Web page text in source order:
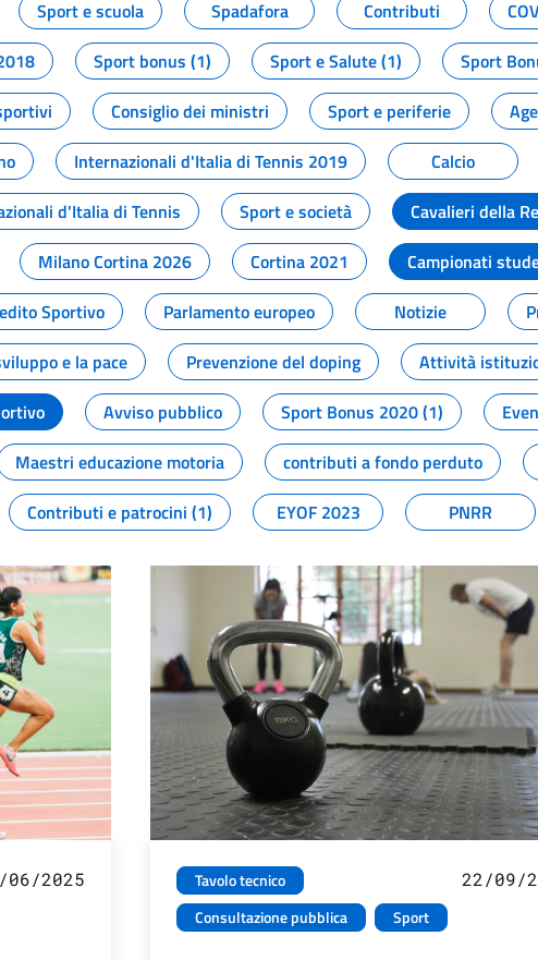
Sport e scuola Spadafora Contributi
Sport bonus (1) Sport e Salute (1) Sport
Consiglio dei ministri Sport e periferie
Internazionali d'Italia di Tennis 2019 Calcio
d'Italia di Tennis Sport e società Cavalieri della
Milano Cortina 2026 Cortina 2021 Campionati
Sportivo Parlamento europeo Notizie
e la pace
Prevenzione del doping Attività
Avviso pubblico Sport Bonus 2020 (1)
Maestri educazione motoria contributi a fondo perduto
Contributi e patrocini (1) EYOF 2023 PNRR
06/2025
Tavolo tecnico
Consultazione pubblica
Sport
22/09/